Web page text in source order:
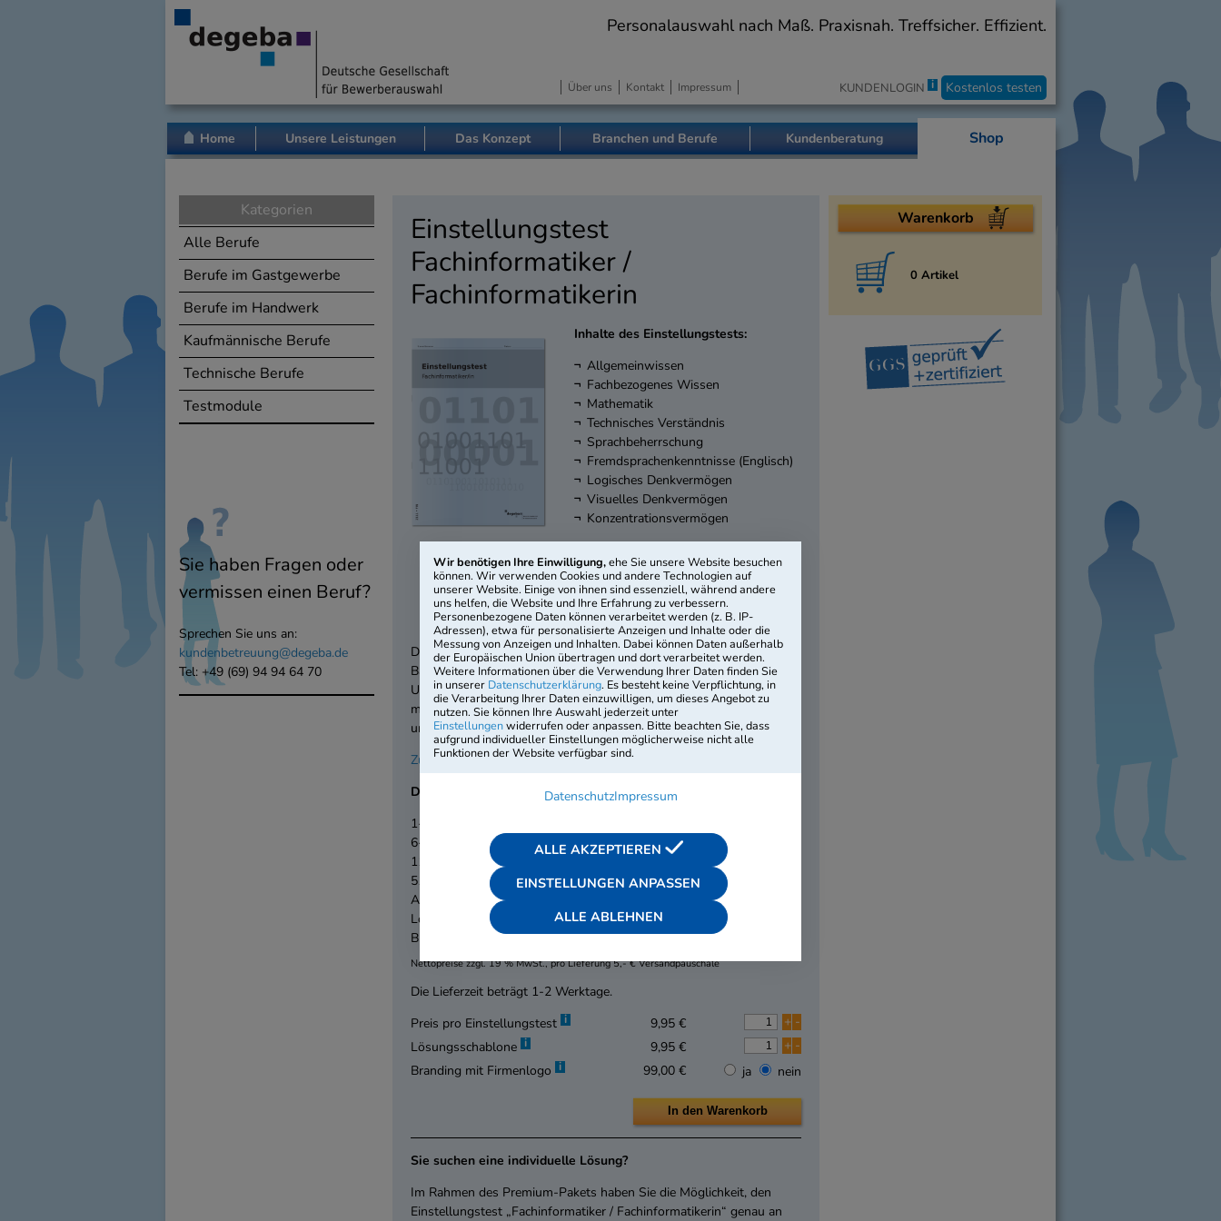
Wir benötigen Ihre Einwilligung,ehe Sie unsere Website besuchen
können. Wir verwenden Cookies und andere Technologien auf
unserer Website. Einige von ihnen sind essenziell, während andere
uns helfen, die Website und Ihre Erfahrung zu verbessern.
Personenbezogene Daten können verarbeitet werden (z. B. IP-
Adressen), etwa für personalisierte Anzeigen und Inhalte oder die
Messung von Anzeigen und Inhalten. Dabei können Daten außerhalb
der Europäischen Union übertragen und dort verarbeitet werden.
Weitere Informationen über die Verwendung Ihrer Daten finden Sie
in unserer Datenschutzerklärung. Es besteht keine Verpflichtung, in
die Verarbeitung Ihrer Daten einzuwilligen, um dieses Angebot zu
nutzen. Sie können Ihre Auswahl jederzeit unter
Einstellungenwiderrufen oder anpassen. Bitte beachten Sie, dass
aufgrund individueller Einstellungen möglicherweise nicht alle
Funktionen der Website verfügbar sind.
DatenschutzImpressum
ALLE AKZEPTIEREN
EINSTELLUNGEN ANPASSEN
ALLE ABLEHNEN
Personalauswahl nach Maß. Praxisnah. Treffsicher. Effizient.
Über uns Kontakt Impressum KUNDENLOGIN i Kostenlos testen
Home Unsere Leistungen Das Konzept Branchen und Berufe Kundenberatung Shop
Kategorien
Alle Berufe
Berufe im Gastgewerbe
Berufe im Handwerk
Kaufmännische Berufe
Technische Berufe
Testmodule
Sie haben Fragen oder
vermissen einen Beruf?
Sprechen Sie uns an:
kundenbetreuung@degeba.de
Tel: +49 (69) 94 94 64 70
Einstellungstest
Fachinformatiker /
Fachinformatikerin
Inhalte des Einstellungstests:
Allgemeinwissen
Fachbezogenes Wissen
Mathematik
Technisches Verständnis
Sprachbeherrschung
Fremdsprachenkenntnisse (Englisch)
Logisches Denkvermögen
Visuelles Denkvermögen
Konzentrationsvermögen
Testniveau:Hochschulreife
Artikel-Nr.:FIN-2111-B4
4. Auflage
Der Einstellungstest „Fachinformatiker / Fachinformatikerin“ unseres
Basisangebots wurde für die typischen Anforderungen von
Unternehmen an Auszubildende dieses Berufs entwickelt. Das
mitgelieferte Merkblatt informiert kompakt über die Durchführung
und Auswertung – so können Sie direkt mit der Testung starten.
Zur Online-Version >>
Das Basisangebot:
1-5 Prüfungshefte
6-10 Prüfungshefte
7,95 € je Exemplar
11-50 Prüfungshefte
51-100 Prüfungshefte
4,95 € je Exemplar
Ab 101 Prüfungshefte
Lösungsschablone
9,95 € je Exemplar
Branding mit Firmenlogo
99,00 €
Nettopreise zzgl. 19 % MwSt., pro Lieferung 5,- € Versandpauschale
Die Lieferzeit beträgt 1-2 Werktage.
Preis pro Einstellungstest i 9,95 € + -
Lösungsschablone i 9,95 € + -
Branding mit Firmenlogo i 99,00 € ja nein
Sie suchen eine individuelle Lösung?
Im Rahmen des Premium-Pakets haben Sie die Möglichkeit, den
Einstellungstest „Fachinformatiker / Fachinformatikerin“ genau an
Warenkorb
0 Artikel